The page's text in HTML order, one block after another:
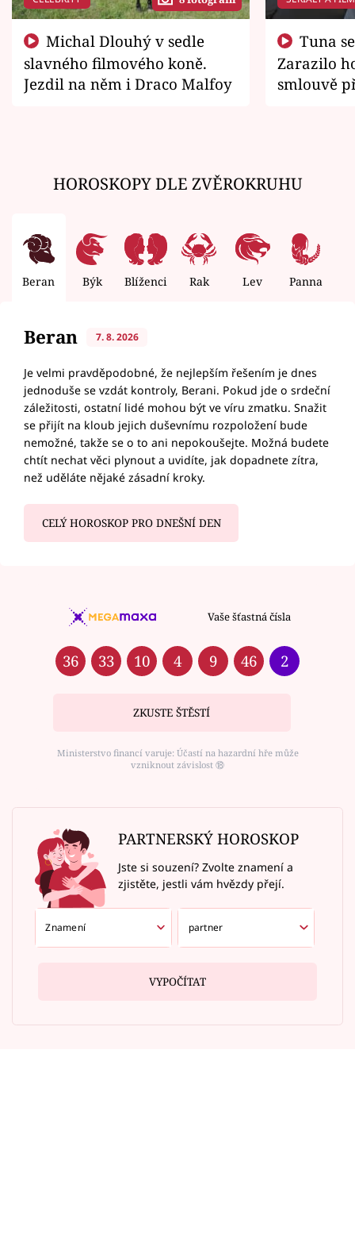
slavného filmového koně.
Jezdil na něm i Draco Malfoy
Zarazilo
smlouvě
HOROSKOPY DLE ZVĚROKRUHU
Beran Býk Blíženci Rak Lev Panna
Beran 7. 8. 2026
Je velmi pravděpodobné, že nejlepším řešením je dnes
jednoduše se vzdát kontroly, Berani. Pokud jde o srdeční
záležitosti, ostatní lidé mohou být ve víru zmatku. Snažit
se přijít na kloub jejich duševnímu rozpoložení bude
nemožné, takže se o to ani nepokoušejte. Možná budete
chtít nechat věci plynout a uvidíte, jak dopadnete zítra,
než uděláte nějaké zásadní kroky.
CELÝ HOROSKOP PRO DNEŠNÍ DEN
Vaše šťastná čísla
36 33 10 4 9 46 2
ZKUSTE ŠTĚSTÍ
Ministerstvo financí varuje: Účastí na hazardní hře může
vzniknout závislost ⑱
PARTNERSKÝ HOROSKOP
Jste si souzení? Zvolte znamení a
zjistěte, jestli vám hvězdy přejí.
VYPOČÍTAT